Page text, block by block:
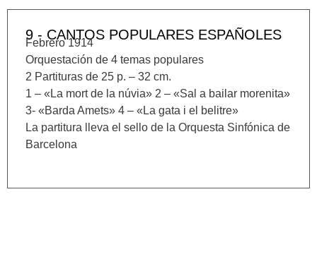
9 - CANTOS POPULARES ESPAÑOLES
Febrero 1914
Orquestación de 4 temas populares
2 Partituras de 25 p. – 32 cm.
1 – «La mort de la núvia» 2 – «Sal a bailar morenita»
3- «Barda Amets» 4 – «La gata i el belitre»
La partitura lleva el sello de la Orquesta Sinfónica de
Barcelona